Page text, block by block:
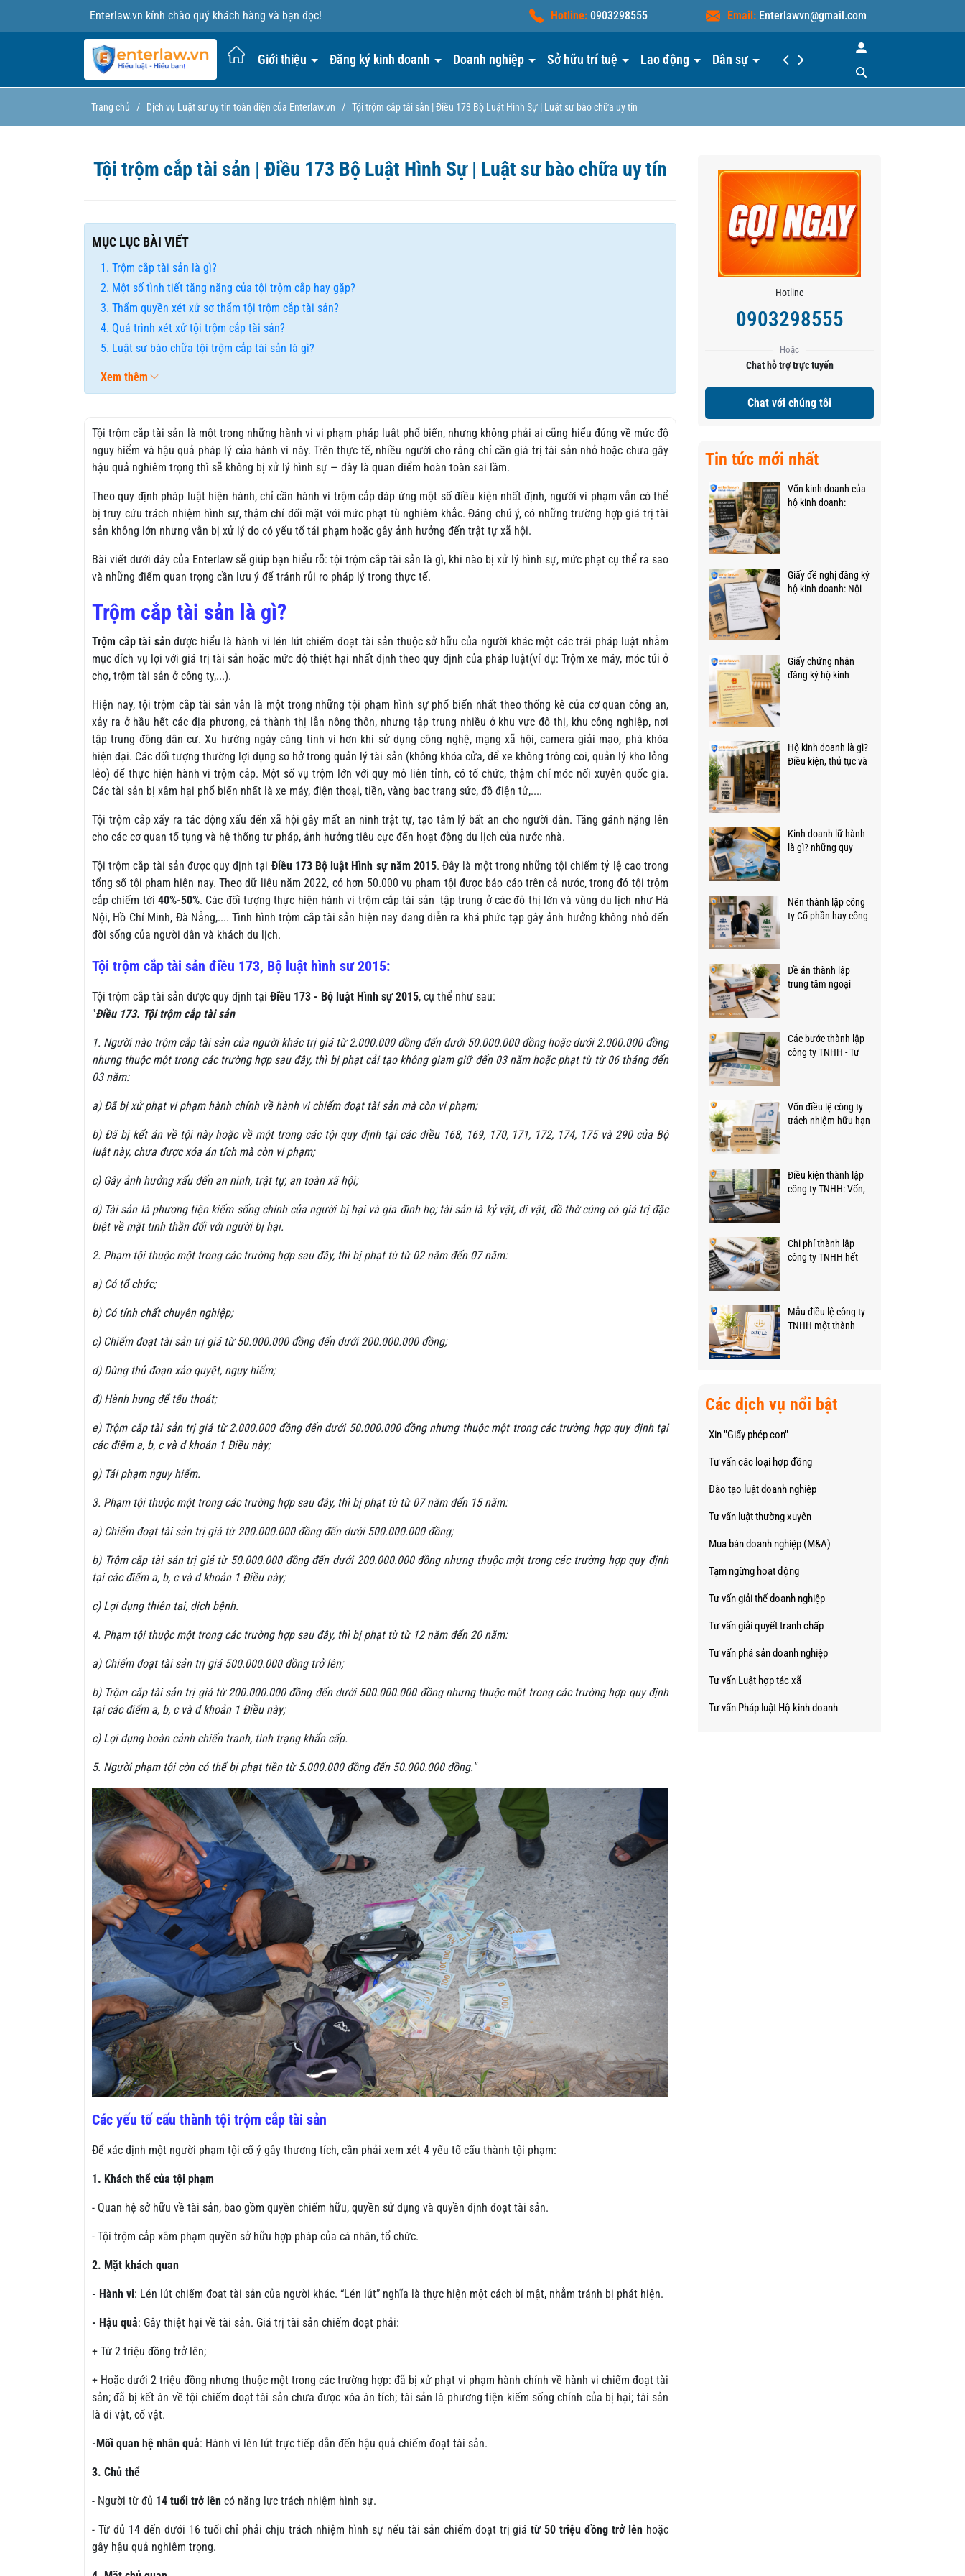
Enterlaw.vn kính chào quý khách hàng và bạn đọc! Hotline: 0903298555 Email: Enterlawvn@gmail.com
Giới thiệu Đăng ký kinh doanh Doanh nghiệp Sở hữu trí tuệ Lao động Dân sự Hiểu luật
Trang chủ / Dịch vụ Luật sư uy tín toàn diện của Enterlaw.vn / Tội trộm cắp tài sản | Điều 173 Bộ Luật Hình Sự | Luật sư bào chữa uy tín
Tội trộm cắp tài sản | Điều 173 Bộ Luật Hình Sự | Luật sư bào chữa uy tín
MỤC LỤC BÀI VIẾT
Trộm cắp tài sản là gì?
Một số tình tiết tăng nặng của tội trộm cắp hay gặp?
Thẩm quyền xét xử sơ thẩm tội trộm cắp tài sản?
Quá trình xét xử tội trộm cắp tài sản?
Luật sư bào chữa tội trộm cắp tài sản là gì?
Xem thêm
Tội trộm cắp tài sản là một trong những hành vi vi phạm pháp luật phổ biến, nhưng không phải ai cũng hiểu đúng về mức độ
nguy hiểm và hậu quả pháp lý của hành vi này. Trên thực tế, nhiều người cho rằng chỉ cần giá trị tài sản nhỏ hoặc chưa gây
hậu quả nghiêm trọng thì sẽ không bị xử lý hình sự — đây là quan điểm hoàn toàn sai lầm.
Theo quy định pháp luật hiện hành, chỉ cần hành vi trộm cắp đáp ứng một số điều kiện nhất định, người vi phạm vẫn có thể
bị truy cứu trách nhiệm hình sự, thậm chí đối mặt với mức phạt tù nghiêm khắc. Đáng chú ý, có những trường hợp giá trị tài
sản không lớn nhưng vẫn bị xử lý do có yếu tố tái phạm hoặc gây ảnh hưởng đến trật tự xã hội.
Bài viết dưới đây của Enterlaw sẽ giúp bạn hiểu rõ: tội trộm cắp tài sản là gì, khi nào bị xử lý hình sự, mức phạt cụ thể ra sao
và những điểm quan trọng cần lưu ý để tránh rủi ro pháp lý trong thực tế.
Trộm cắp tài sản là gì?
Trộm cắp tài sản được hiểu là hành vi lén lút chiếm đoạt tài sản thuộc sở hữu của người khác một các trái pháp luật nhằm
mục đích vụ lợi với giá trị tài sản hoặc mức độ thiệt hại nhất định theo quy định của pháp luật(ví dụ: Trộm xe máy, móc túi ở
chợ, trộm tài sản ở công ty,...).
Hiện nay, tội trộm cắp tài sản vẫn là một trong những tội phạm hình sự phổ biến nhất theo thống kê của cơ quan công an,
xảy ra ở hầu hết các địa phương, cả thành thị lẫn nông thôn, nhưng tập trung nhiều ở khu vực đô thị, khu công nghiệp, nơi
tập trung đông dân cư. Xu hướng ngày càng tinh vi hơn khi sử dụng công nghệ, mạng xã hội, camera giải mạo, phá khóa
hiện đại. Các đối tượng thường lợi dụng sơ hở trong quản lý tài sản (không khóa cửa, để xe không trông coi, quản lý kho lỏng
lẻo) để thực hiện hành vi trộm cắp. Một số vụ trộm lớn với quy mô liên tỉnh, có tổ chức, thậm chí móc nối xuyên quốc gia.
Các tài sản bị xâm hại phổ biến nhất là xe máy, điện thoại, tiền, vàng bạc trang sức, đồ điện tử,....
Tội trộm cắp xẩy ra tác động xấu đến xã hội gây mất an ninh trật tự, tạo tâm lý bất an cho người dân. Tăng gánh nặng lên
cho các cơ quan tố tụng và hệ thống tư pháp, ảnh hưởng tiêu cực đến hoạt động du lịch của nước nhà.
Tội trộm cắp tài sản được quy định tại Điều 173 Bộ luật Hình sự năm 2015. Đây là một trong những tội chiếm tỷ lệ cao trong
tổng số tội phạm hiện nay. Theo dữ liệu năm 2022, có hơn 50.000 vụ phạm tội được báo cáo trên cả nước, trong đó tội trộm
cắp chiếm tới 40%-50%. Các đối tượng thực hiện hành vi trộm cắp tài sản tập trung ở các đô thị lớn và vùng du lịch như Hà
Nội, Hồ Chí Minh, Đà Nẵng,.... Tình hình trộm cắp tài sản hiện nay đang diễn ra khá phức tạp gây ảnh hưởng không nhỏ đến
đời sống của người dân và khách du lịch.
Tội trộm cắp tài sản điều 173, Bộ luật hình sư 2015:
Tội trộm cắp tài sản được quy định tại Điều 173 - Bộ luật Hình sự 2015, cụ thể như sau:
"Điều 173. Tội trộm cắp tài sản
1. Người nào trộm cắp tài sản của người khác trị giá từ 2.000.000 đồng đến dưới 50.000.000 đồng hoặc dưới 2.000.000 đồng
nhưng thuộc một trong các trường hợp sau đây, thì bị phạt cải tạo không giam giữ đến 03 năm hoặc phạt tù từ 06 tháng đến
03 năm:
a) Đã bị xử phạt vi phạm hành chính về hành vi chiếm đoạt tài sản mà còn vi phạm;
b) Đã bị kết án về tội này hoặc về một trong các tội quy định tại các điều 168, 169, 170, 171, 172, 174, 175 và 290 của Bộ
luật này, chưa được xóa án tích mà còn vi phạm;
c) Gây ảnh hưởng xấu đến an ninh, trật tự, an toàn xã hội;
d) Tài sản là phương tiện kiếm sống chính của người bị hại và gia đình họ; tài sản là kỷ vật, di vật, đồ thờ cúng có giá trị đặc
biệt về mặt tinh thần đối với người bị hại.
2. Phạm tội thuộc một trong các trường hợp sau đây, thì bị phạt tù từ 02 năm đến 07 năm:
a) Có tổ chức;
b) Có tính chất chuyên nghiệp;
c) Chiếm đoạt tài sản trị giá từ 50.000.000 đồng đến dưới 200.000.000 đồng;
d) Dùng thủ đoạn xảo quyệt, nguy hiểm;
đ) Hành hung để tẩu thoát;
e) Trộm cắp tài sản trị giá từ 2.000.000 đồng đến dưới 50.000.000 đồng nhưng thuộc một trong các trường hợp quy định tại
các điểm a, b, c và d khoản 1 Điều này;
g) Tái phạm nguy hiểm.
3. Phạm tội thuộc một trong các trường hợp sau đây, thì bị phạt tù từ 07 năm đến 15 năm:
a) Chiếm đoạt tài sản trị giá từ 200.000.000 đồng đến dưới 500.000.000 đồng;
b) Trộm cắp tài sản trị giá từ 50.000.000 đồng đến dưới 200.000.000 đồng nhưng thuộc một trong các trường hợp quy định
tại các điểm a, b, c và d khoản 1 Điều này;
c) Lợi dụng thiên tai, dịch bệnh.
4. Phạm tội thuộc một trong các trường hợp sau đây, thì bị phạt tù từ 12 năm đến 20 năm:
a) Chiếm đoạt tài sản trị giá 500.000.000 đồng trở lên;
b) Trộm cắp tài sản trị giá từ 200.000.000 đồng đến dưới 500.000.000 đồng nhưng thuộc một trong các trường hợp quy định
tại các điểm a, b, c và d khoản 1 Điều này;
c) Lợi dụng hoàn cảnh chiến tranh, tình trạng khẩn cấp.
5. Người phạm tội còn có thể bị phạt tiền từ 5.000.000 đồng đến 50.000.000 đồng."
Các yếu tố cấu thành tội trộm cắp tài sản
Để xác định một người phạm tội cố ý gây thương tích, cần phải xem xét 4 yếu tố cấu thành tội phạm:
1. Khách thể của tội phạm
- Quan hệ sở hữu về tài sản, bao gồm quyền chiếm hữu, quyền sử dụng và quyền định đoạt tài sản.
- Tội trộm cắp xâm phạm quyền sở hữu hợp pháp của cá nhân, tổ chức.
2. Mặt khách quan
- Hành vi: Lén lút chiếm đoạt tài sản của người khác. “Lén lút” nghĩa là thực hiện một cách bí mật, nhằm tránh bị phát hiện.
- Hậu quả: Gây thiệt hại về tài sản. Giá trị tài sản chiếm đoạt phải:
+ Từ 2 triệu đồng trở lên;
+ Hoặc dưới 2 triệu đồng nhưng thuộc một trong các trường hợp: đã bị xử phạt vi phạm hành chính về hành vi chiếm đoạt tài
sản; đã bị kết án về tội chiếm đoạt tài sản chưa được xóa án tích; tài sản là phương tiện kiếm sống chính của bị hại; tài sản
là di vật, cổ vật.
-Mối quan hệ nhân quả: Hành vi lén lút trực tiếp dẫn đến hậu quả chiếm đoạt tài sản.
3. Chủ thể
- Người từ đủ 14 tuổi trở lên có năng lực trách nhiệm hình sự.
- Từ đủ 14 đến dưới 16 tuổi chỉ phải chịu trách nhiệm hình sự nếu tài sản chiếm đoạt trị giátừ 50 triệu đồng trở lên hoặc
gây hậu quả nghiêm trọng.
Hotline
0903298555
Hoặc
Chat hỗ trợ trực tuyến
Chat với chúng tôi
Tin tức mới nhất
Vốn kinh doanh của
hộ kinh doanh:
Giấy đề nghị đăng ký
hộ kinh doanh: Nội
Giấy chứng nhận
đăng ký hộ kinh
Hộ kinh doanh là gì?
Điều kiện, thủ tục và
Kinh doanh lữ hành
là gì? những quy
Nên thành lập công
ty Cổ phần hay công
Đề án thành lập
trung tâm ngoại
Các bước thành lập
công ty TNHH - Tư
Vốn điều lệ công ty
trách nhiệm hữu hạn
Điều kiện thành lập
công ty TNHH: Vốn,
Chi phí thành lập
công ty TNHH hết
Mẫu điều lệ công ty
TNHH một thành
Các dịch vụ nổi bật
Xin "Giấy phép con"
Tư vấn các loại hợp đồng
Đào tạo luật doanh nghiệp
Tư vấn luật thường xuyên
Mua bán doanh nghiệp (M&A)
Tạm ngừng hoạt động
Tư vấn giải thể doanh nghiệp
Tư vấn giải quyết tranh chấp
Tư vấn phá sản doanh nghiệp
Tư vấn Luật hợp tác xã
Tư vấn Pháp luật Hộ kinh doanh